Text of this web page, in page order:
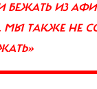
БЕЖАТЬ ИЗ
МЫ ТАКЖЕ НЕ